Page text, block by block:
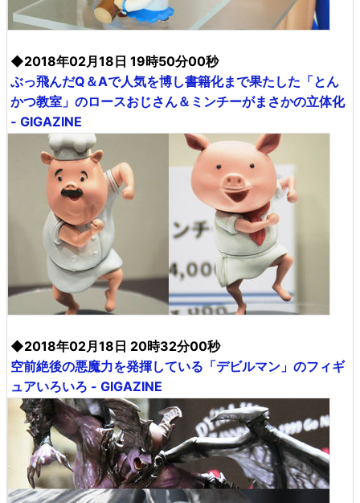
◆2018年02月18日 19時50分00秒
ぶっ飛んだQ＆Aで人気を博し書籍化まで果たした「とん
かつ教室」のロースおじさん＆ミンチーがまさかの立体化
- GIGAZINE
◆2018年02月18日 20時32分00秒
空前絶後の悪魔力を発揮している「デビルマン」のフィギ
ュアいろいろ - GIGAZINE